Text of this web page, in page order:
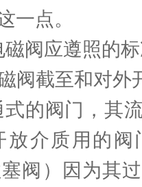
一点。
阀应遵照的
阀截至和对外
的阀门，其
放介质用的
塞阀）因为其